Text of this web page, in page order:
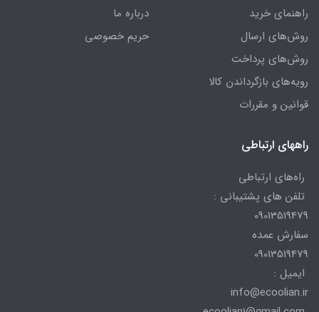
راهنمای خرید
روش‌های ارسال
روش‌های پرداخت
رویه‌های بازگرداندن کالا
قوانین و مقررات
درباره ما
حریم خصوصی
راههای ارتباطی
راه‌های ارتباطی
تلفن های پشتیبانی :
09013519479
سفارش عمده
09013519479
ایمیل :
info@ecoolian.ir